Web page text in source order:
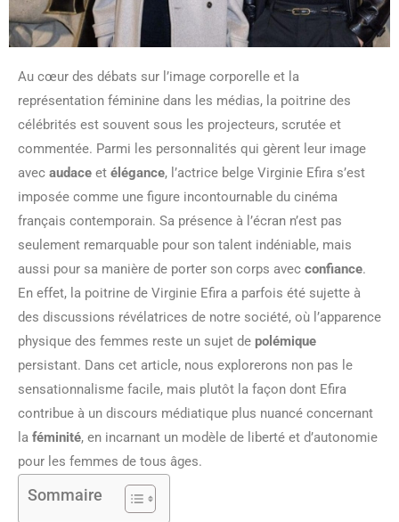
Au cœur des débats sur l’image corporelle et la
représentation féminine dans les médias, la poitrine des
célébrités est souvent sous les projecteurs, scrutée et
commentée. Parmi les personnalités qui gèrent leur image
avec audace et élégance, l’actrice belge Virginie Efira s’est
imposée comme une figure incontournable du cinéma
français contemporain. Sa présence à l’écran n’est pas
seulement remarquable pour son talent indéniable, mais
aussi pour sa manière de porter son corps avec confiance.
En effet, la poitrine de Virginie Efira a parfois été sujette à
des discussions révélatrices de notre société, où l’apparence
physique des femmes reste un sujet de polémique
persistant. Dans cet article, nous explorerons non pas le
sensationnalisme facile, mais plutôt la façon dont Efira
contribue à un discours médiatique plus nuancé concernant
la féminité, en incarnant un modèle de liberté et d’autonomie
pour les femmes de tous âges.
Sommaire